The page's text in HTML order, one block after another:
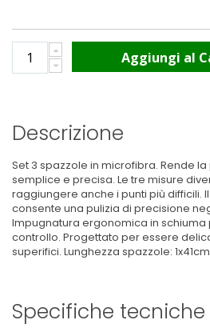
Aggiungi al
Descrizione
Set 3 spazzole in microfibra. Rende
semplice e precisa. Le tre misure
raggiungere anche i punti più difficili.
consente una pulizia di precisione
Impugnatura ergonomica in
controllo. Progettato per essere
superifici. Lunghezza spazzole:
Specifiche tecniche